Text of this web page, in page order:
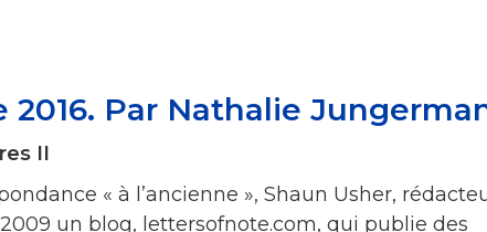
2016. Par Nathalie
II
« à l’ancienne », Shaun Usher,
un blog, lettersofnote.com, qui publie des